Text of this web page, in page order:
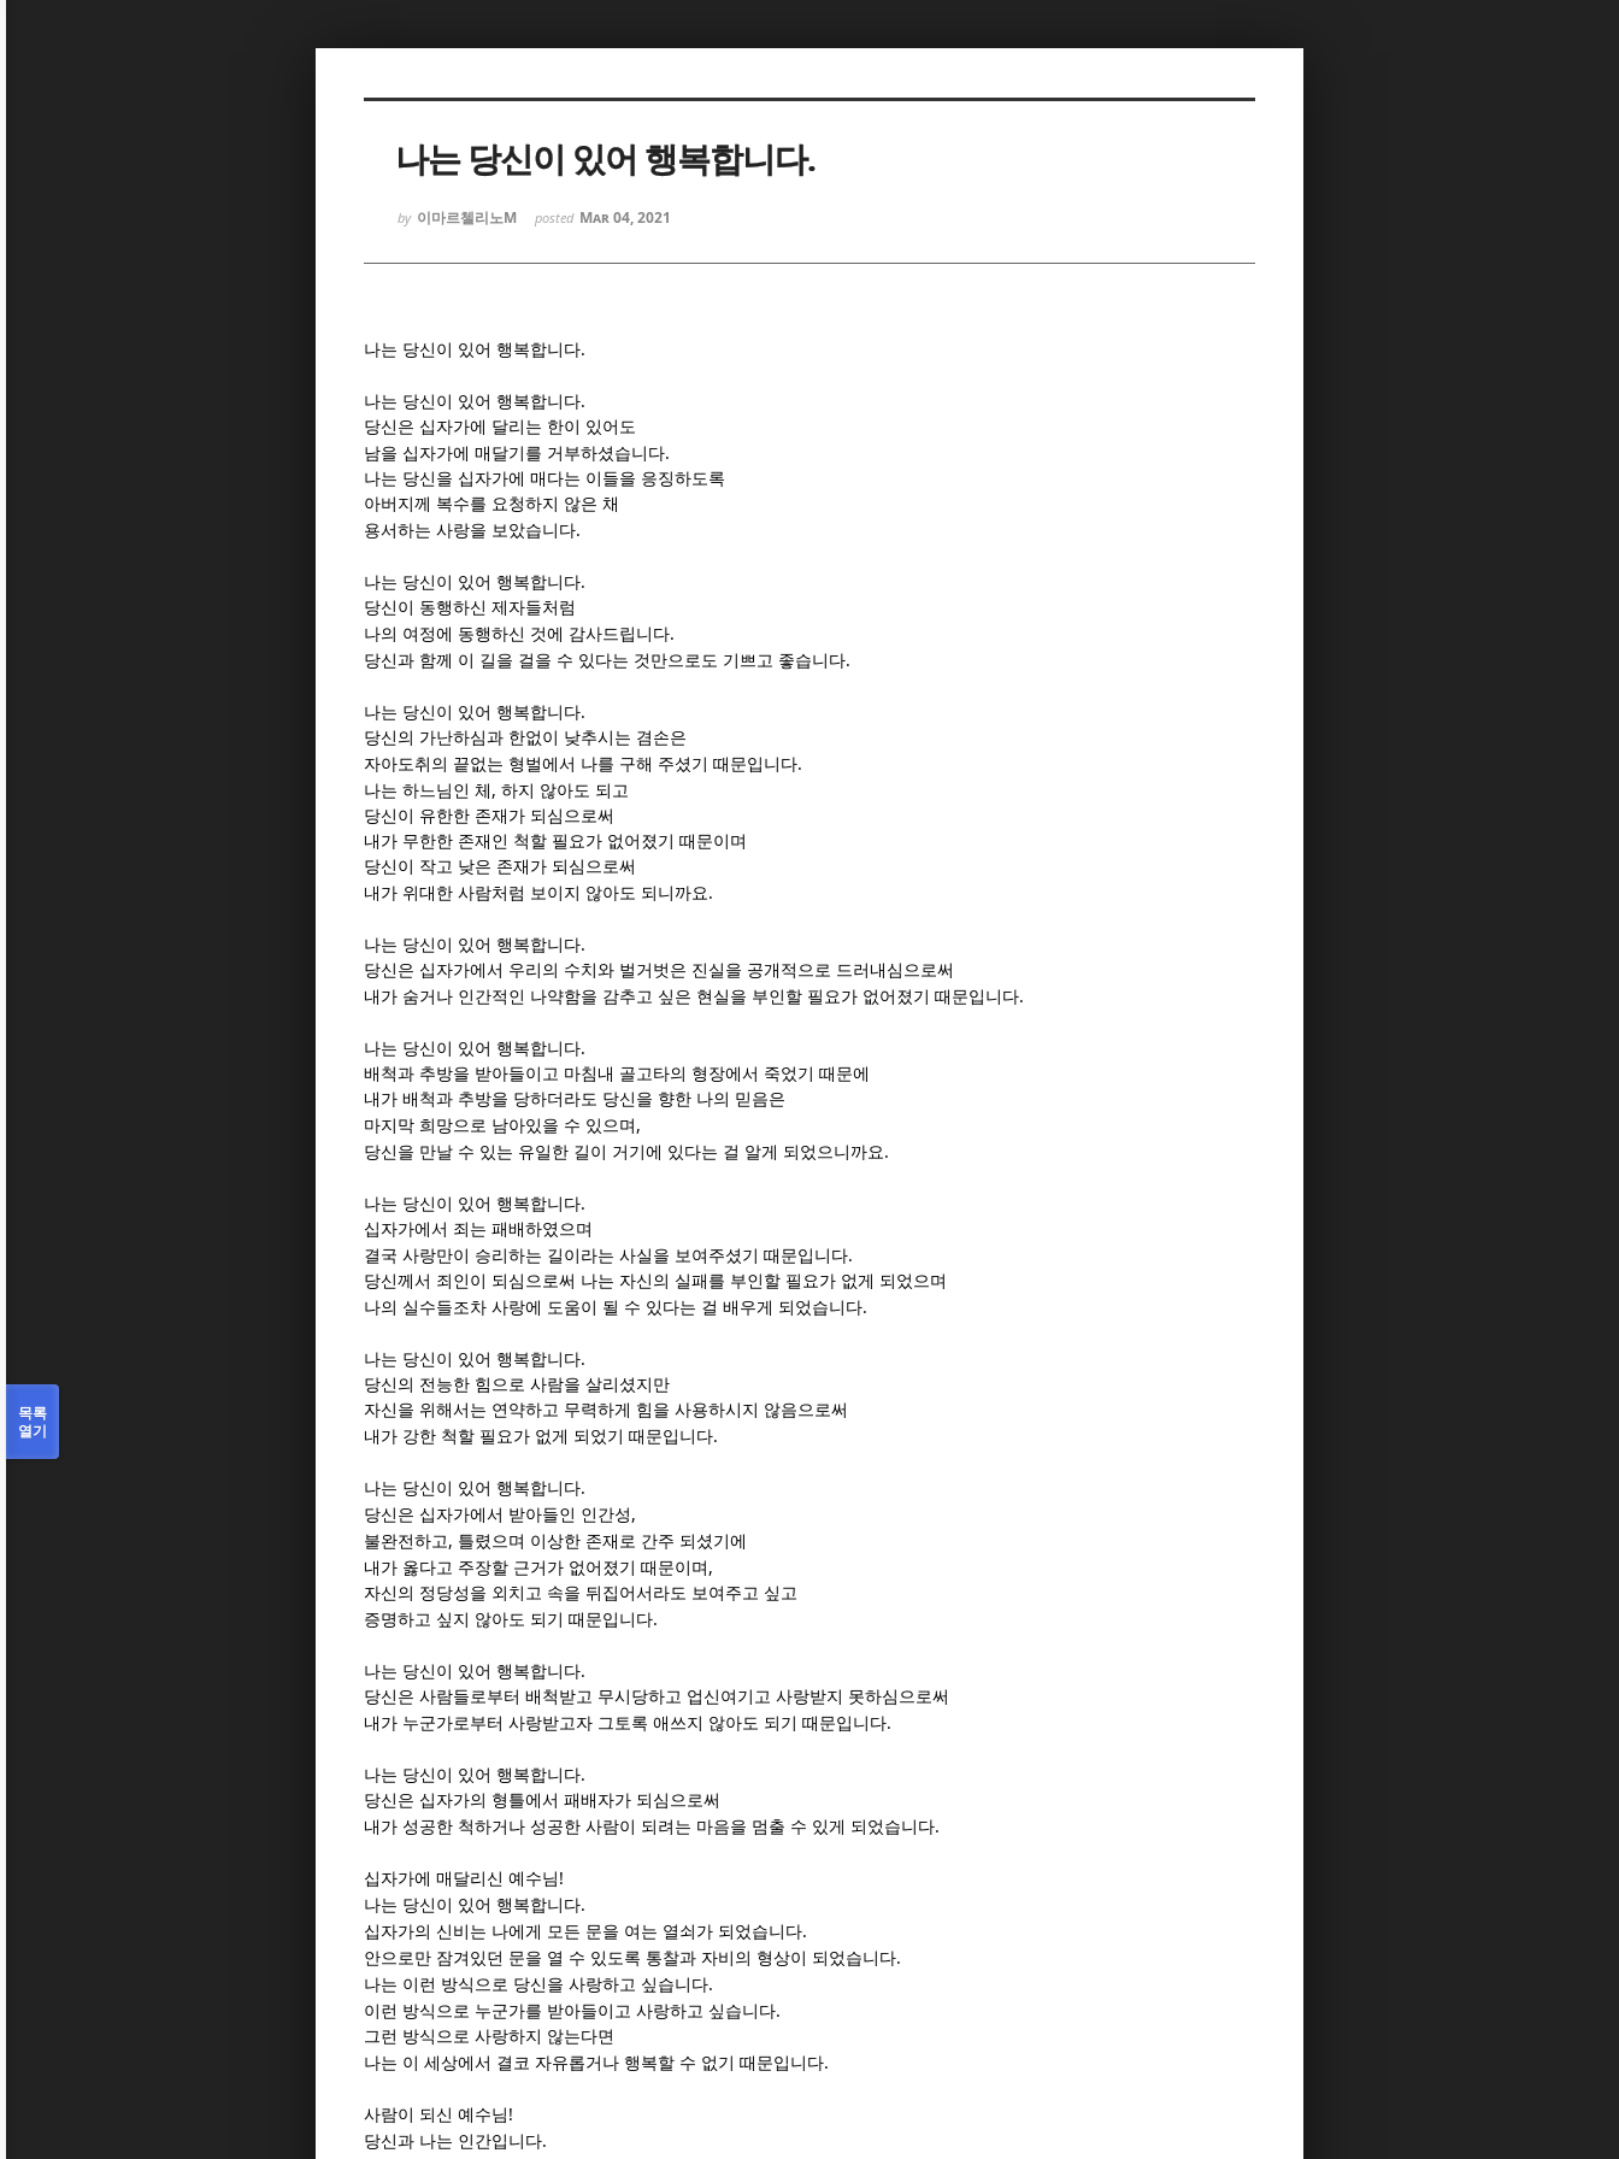
나는 당신이 있어 행복합니다.
by 이마르첼리노M posted Mar 04, 2021
나는 당신이 있어 행복합니다.
나는 당신이 있어 행복합니다.
당신은 십자가에 달리는 한이 있어도
남을 십자가에 매달기를 거부하셨습니다.
나는 당신을 십자가에 매다는 이들을 응징하도록
아버지께 복수를 요청하지 않은 채
용서하는 사랑을 보았습니다.
나는 당신이 있어 행복합니다.
당신이 동행하신 제자들처럼
나의 여정에 동행하신 것에 감사드립니다.
당신과 함께 이 길을 걸을 수 있다는 것만으로도 기쁘고 좋습니다.
나는 당신이 있어 행복합니다.
당신의 가난하심과 한없이 낮추시는 겸손은
자아도취의 끝없는 형벌에서 나를 구해 주셨기 때문입니다.
나는 하느님인 체 , 하지 않아도 되고
당신이 유한한 존재가 되심으로써
내가 무한한 존재인 척할 필요가 없어졌기 때문이며
당신이 작고 낮은 존재가 되심으로써
내가 위대한 사람처럼 보이지 않아도 되니까요.
나는 당신이 있어 행복합니다.
당신은 십자가에서 우리의 수치와 벌거벗은 진실을 공개적으로 드러내심으로써
내가 숨거나 인간적인 나약함을 감추고 싶은 현실을 부인할 필요가 없어졌기 때문입니다.
나는 당신이 있어 행복합니다.
배척과 추방을 받아들이고 마침내 골고타의 형장에서 죽었기 때문에
내가 배척과 추방을 당하더라도 당신을 향한 나의 믿음은
마지막 희망으로 남아있을 수 있으며 ,
당신을 만날 수 있는 유일한 길이 거기에 있다는 걸 알게 되었으니까요.
나는 당신이 있어 행복합니다.
십자가에서 죄는 패배하였으며
결국 사랑만이 승리하는 길이라는 사실을 보여주셨기 때문입니다.
당신께서 죄인이 되심으로써 나는 자신의 실패를 부인할 필요가 없게 되었으며
나의 실수들조차 사랑에 도움이 될 수 있다는 걸 배우게 되었습니다.
나는 당신이 있어 행복합니다.
당신의 전능한 힘으로 사람을 살리셨지만
자신을 위해서는 연약하고 무력하게 힘을 사용하시지 않음으로써
내가 강한 척할 필요가 없게 되었기 때문입니다.
나는 당신이 있어 행복합니다.
당신은 십자가에서 받아들인 인간성 ,
불완전하고, 틀렸으며 이상한 존재로 간주 되셨기에
내가 옳다고 주장할 근거가 없어졌기 때문이며 ,
자신의 정당성을 외치고 속을 뒤집어서라도 보여주고 싶고
증명하고 싶지 않아도 되기 때문입니다.
나는 당신이 있어 행복합니다.
당신은 사람들로부터 배척받고 무시당하고 업신여기고 사랑받지 못하심으로써
내가 누군가로부터 사랑받고자 그토록 애쓰지 않아도 되기 때문입니다.
나는 당신이 있어 행복합니다.
당신은 십자가의 형틀에서 패배자가 되심으로써
내가 성공한 척하거나 성공한 사람이 되려는 마음을 멈출 수 있게 되었습니다.
십자가에 매달리신 예수님 !
나는 당신이 있어 행복합니다.
십자가의 신비는 나에게 모든 문을 여는 열쇠가 되었습니다.
안으로만 잠겨있던 문을 열 수 있도록 통찰과 자비의 형상이 되었습니다.
나는 이런 방식으로 당신을 사랑하고 싶습니다.
이런 방식으로 누군가를 받아들이고 사랑하고 싶습니다.
그런 방식으로 사랑하지 않는다면
나는 이 세상에서 결코 자유롭거나 행복할 수 없기 때문입니다.
사람이 되신 예수님 !
당신과 나는 인간입니다.
목록
열기
Sketchbook5, 스케치북5
Sketchbook5, 스케치북5